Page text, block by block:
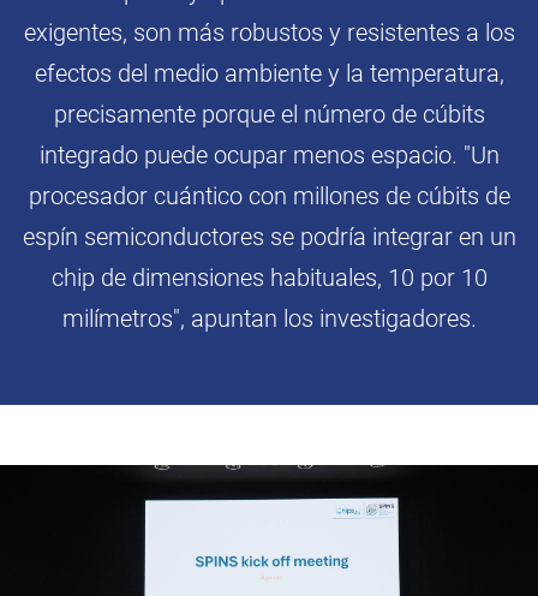
exigentes, son más robustos y resistentes a los
efectos del medio ambiente y la temperatura,
precisamente porque el número de cúbits
integrado puede ocupar menos espacio. "Un
procesador cuántico con millones de cúbits de
espín semiconductores se podría integrar en un
chip de dimensiones habituales, 10 por 10
milímetros", apuntan los investigadores.